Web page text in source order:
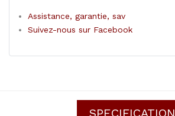
Assistance, garantie, sav
Suivez-nous sur Facebook
SPECIFICATION